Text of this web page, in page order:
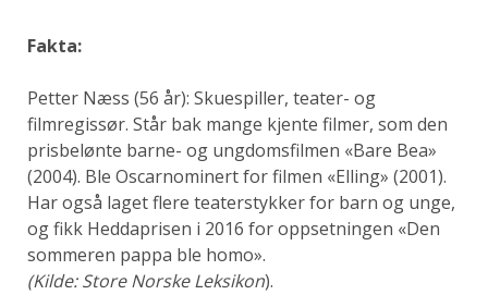
Fakta:
Petter Næss (56 år): Skuespiller, teater- og
filmregissør. Står bak mange kjente filmer, som den
prisbelønte barne- og ungdomsfilmen «Bare Bea»
(2004). Ble Oscarnominert for filmen «Elling» (2001).
Har også laget flere teaterstykker for barn og unge,
og fikk Heddaprisen i 2016 for oppsetningen «Den
sommeren pappa ble homo».
(Kilde: Store Norske Leksikon).